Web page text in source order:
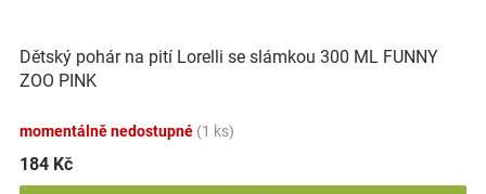
Dětský pohár na pití Lorelli se slámkou 300 ML FUNNY
ZOO PINK
momentálně nedostupné (1 ks)
184 Kč